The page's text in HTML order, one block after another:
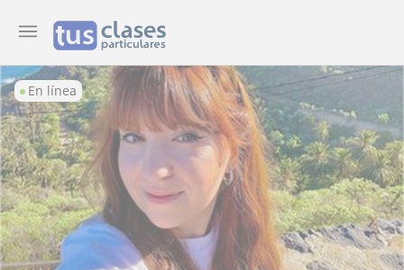
En línea